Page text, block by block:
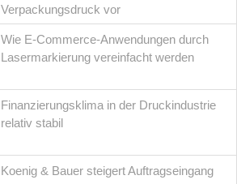
Verpackungsdruck vor
Wie E-Commerce-Anwendungen durch
Lasermarkierung vereinfacht werden
Finanzierungsklima in der Druckindustrie
relativ stabil
Koenig & Bauer steigert Auftragseingang